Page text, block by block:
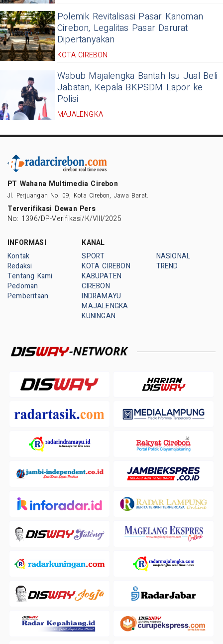
Polemik Revitalisasi Pasar Kanoman
Cirebon, Legalitas Pasar Darurat
Dipertanyakan
KOTA CIREBON
Wabub Majalengka Bantah Isu Jual Beli
Jabatan, Kepala BKPSDM Lapor ke
Polisi
MAJALENGKA
PT Wahana Multimedia Cirebon
Jl. Perjuangan No. 09, Kota Cirebon, Jawa Barat.
Terverifikasi Dewan Pers
No: 1396/DP-Verifikasi/K/VIII/2025
INFORMASI
Kontak
Redaksi
Tentang Kami
Pedoman
Pemberitaan
KANAL
SPORT
KOTA CIREBON
KABUPATEN
CIREBON
INDRAMAYU
MAJALENGKA
KUNINGAN
NASIONAL
TREND